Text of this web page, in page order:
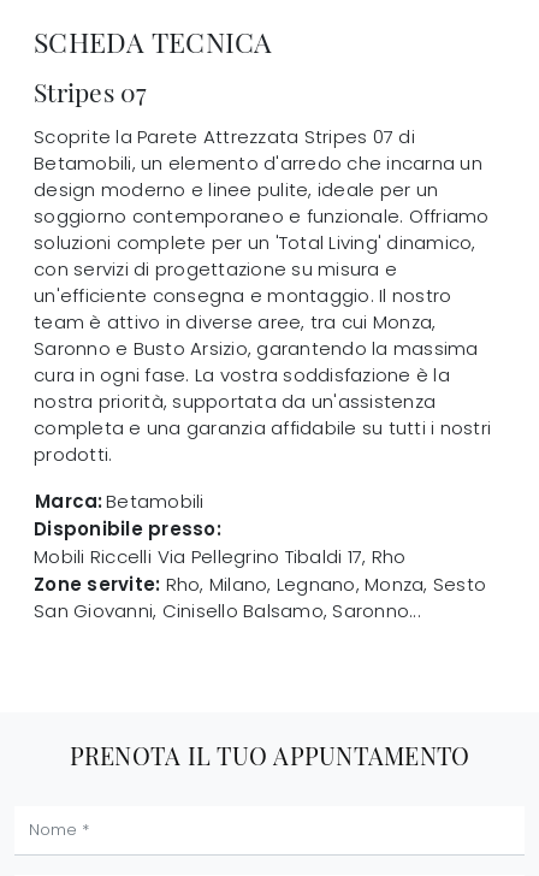
SCHEDA TECNICA
Stripes 07
Scoprite la Parete Attrezzata Stripes 07 di
Betamobili, un elemento d'arredo che incarna un
design moderno e linee pulite, ideale per un
soggiorno contemporaneo e funzionale. Offriamo
soluzioni complete per un 'Total Living' dinamico,
con servizi di progettazione su misura e
un'efficiente consegna e montaggio. Il nostro
team è attivo in diverse aree, tra cui Monza,
Saronno e Busto Arsizio, garantendo la massima
cura in ogni fase. La vostra soddisfazione è la
nostra priorità, supportata da un'assistenza
completa e una garanzia affidabile su tutti i nostri
prodotti.
Marca:Betamobili
Disponibile presso:
Mobili Riccelli Via Pellegrino Tibaldi 17, Rho
Zone servite: Rho, Milano, Legnano, Monza, Sesto
San Giovanni, Cinisello Balsamo, Saronno...
PRENOTA IL TUO APPUNTAMENTO